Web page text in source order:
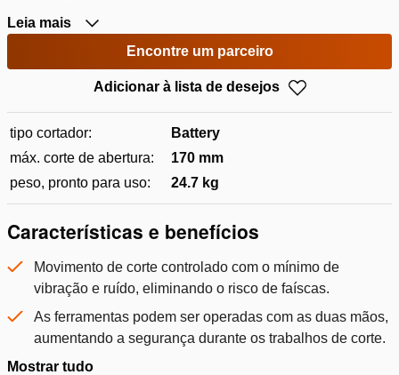
Leia mais
Encontre um parceiro
Adicionar à lista de desejos
tipo cortador:
Battery
máx. corte de abertura:
170 mm
peso, pronto para uso:
24.7 kg
Características e benefícios
Movimento de corte controlado com o mínimo de
vibração e ruído, eliminando o risco de faíscas.
As ferramentas podem ser operadas com as duas mãos,
aumentando a segurança durante os trabalhos de corte.
Mostrar tudo